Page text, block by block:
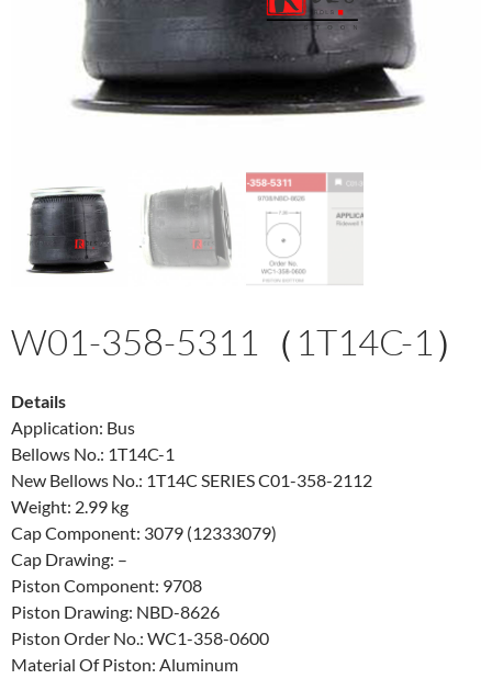
W01-358-5311（1T14C-1）
Details
Application: Bus
Bellows No.: 1T14C-1
New Bellows No.: 1T14C SERIES C01-358-2112
Weight: 2.99 kg
Cap Component: 3079 (12333079)
Cap Drawing: –
Piston Component: 9708
Piston Drawing: NBD-8626
Piston Order No.: WC1-358-0600
Material Of Piston: Aluminum